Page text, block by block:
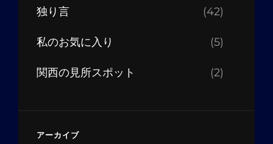
独り言 (42)
私のお気に入り (5)
関西の見所スポット (2)
アーカイブ